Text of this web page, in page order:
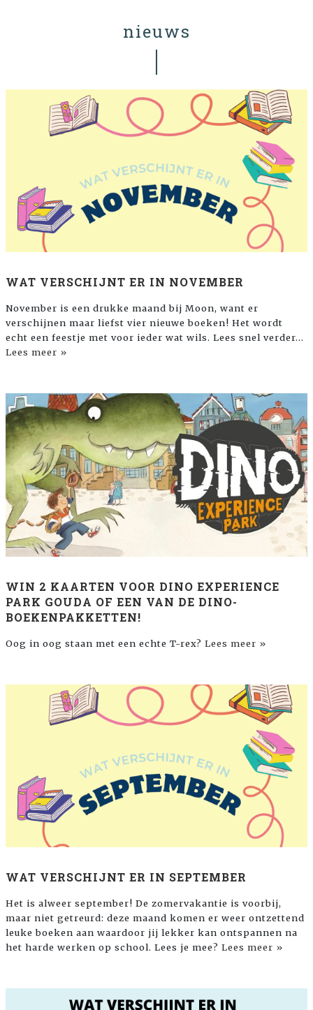
nieuws
WAT VERSCHIJNT ER IN NOVEMBER
November is een drukke maand bij Moon, want er
verschijnen maar liefst vier nieuwe boeken! Het wordt
echt een feestje met voor ieder wat wils. Lees snel verder…
Lees meer »
WIN 2 KAARTEN VOOR DINO EXPERIENCE
PARK GOUDA OF EEN VAN DE DINO-
BOEKENPAKKETTEN!
Oog in oog staan met een echte T-rex? Lees meer »
WAT VERSCHIJNT ER IN SEPTEMBER
Het is alweer september! De zomervakantie is voorbij,
maar niet getreurd: deze maand komen er weer ontzettend
leuke boeken aan waardoor jij lekker kan ontspannen na
het harde werken op school. Lees je mee? Lees meer »